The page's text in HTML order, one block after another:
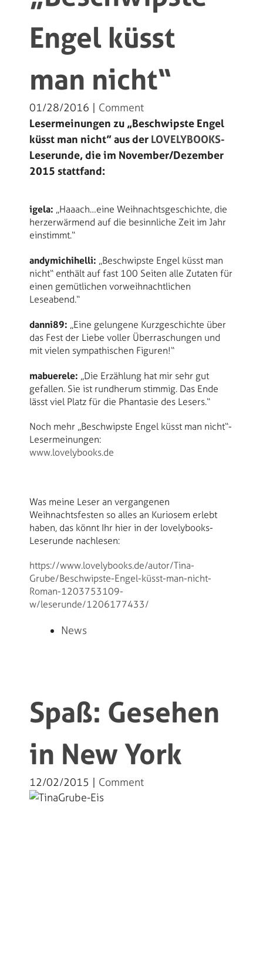
Engel küsst
man nicht“
01/28/2016 | Comment
Lesermeinungen zu „Beschwipste Engel
küsst man nicht” aus der LOVELYBOOKS-
Leserunde, die im November/Dezember
2015 stattfand:
igela: „Haaach…eine Weihnachtsgeschichte, die
herzerwärmend auf die besinnliche Zeit im Jahr
einstimmt.“
andymichihelli: „Beschwipste Engel küsst man
nicht“ enthält auf fast 100 Seiten alle Zutaten für
einen gemütlichen vorweihnachtlichen
Leseabend.“
danni89: „Eine gelungene Kurzgeschichte über
das Fest der Liebe voller Überraschungen und
mit vielen sympathischen Figuren!“
mabuerele: „Die Erzählung hat mir sehr gut
gefallen. Sie ist rundherum stimmig. Das Ende
lässt viel Platz für die Phantasie des Lesers.“
Noch mehr „Beschwipste Engel küsst man nicht“-
Lesermeinungen:
www.lovelybooks.de
Was meine Leser an vergangenen
Weihnachtsfesten so alles an Kuriosem erlebt
haben, das könnt Ihr hier in der lovelybooks-
Leserunde nachlesen:
https://www.lovelybooks.de/autor/Tina-
Grube/Beschwipste-Engel-küsst-man-nicht-
Roman-1203753109-
w/leserunde/1206177433/
News
Spaß: Gesehen
in New York
12/02/2015 | Comment